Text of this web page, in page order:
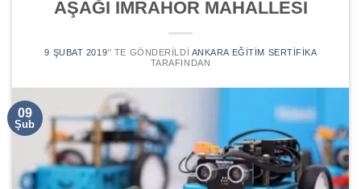
AŞAĞI İMRAHOR MAHALLESİ
9 ŞUBAT 2019’' TE GÖNDERILDI ANKARA EĞITIM SERTIFIKA
TARAFINDAN
09
Şub